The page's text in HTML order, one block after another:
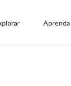
Aprenda